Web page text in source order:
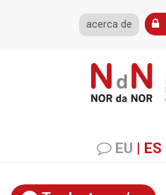
acerca de
EU | ES